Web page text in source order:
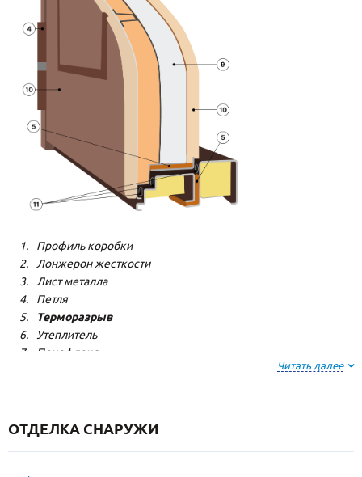
Профиль коробки
Лонжерон жесткости
Лист металла
Петля
Терморазрыв
Утеплитель
Пенофлекс
Резиновый уплотнитель
Читать далее
ОТДЕЛКА СНАРУЖИ